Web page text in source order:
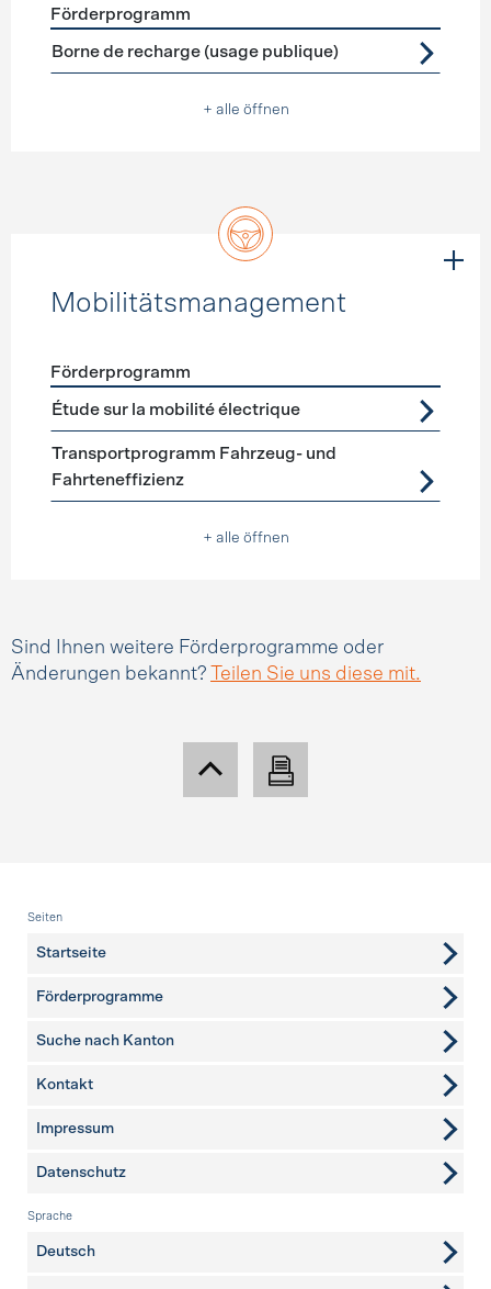
Förderprogramme Ladeinfrastruktur
Förderprogramm
Borne de recharge (usage publique)
+ alle öffnen
Mobilitätsmanagement
Förderprogramme Mobilitätsmanagement
Förderprogramm
Étude sur la mobilité électrique
Transportprogramm Fahrzeug- und
Fahrteneffizienz
+ alle öffnen
Sind Ihnen weitere Förderprogramme oder
Änderungen bekannt?
Teilen Sie uns diese mit.
Fusszeile
Seiten
Startseite
Förderprogramme
Suche nach Kanton
weitere Seiten
Kontakt
Impressum
Datenschutz
Sprache
Deutsch